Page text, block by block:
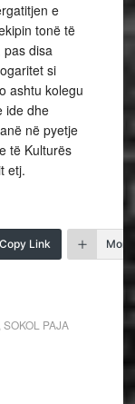
e
tonë të
pas disa
si
ashtu kolegu
ide dhe
në pyetje
të Kulturës
etj.
Copy Link More
SOKOL PAJA